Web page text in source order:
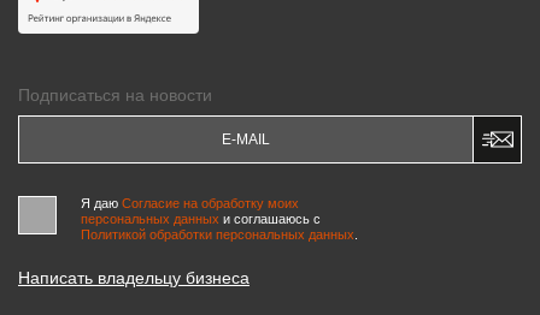
Подписаться на новости
Я даю Согласие на обработку моих
персональных данных и соглашаюсь c
Политикой обработки персональных данных
Написать владельцу бизнеса